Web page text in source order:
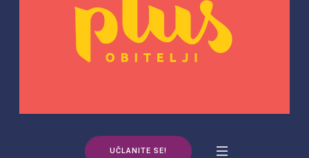
UČLANITE SE!